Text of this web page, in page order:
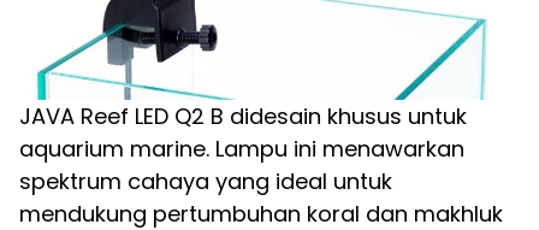
JAVA Reef LED Q2 B didesain khusus untuk
aquarium marine. Lampu ini menawarkan
spektrum cahaya yang ideal untuk
mendukung pertumbuhan koral dan makhluk